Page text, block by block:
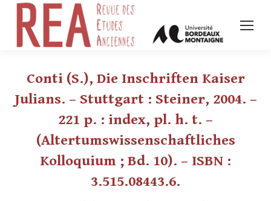
Conti (S.), Die Inschriften Kaiser
Julians. – Stuttgart : Steiner, 2004. –
221 p. : index, pl. h. t. –
(Altertumswissenschaftliches
Kolloquium ; Bd. 10). – ISBN :
3.515.08443.6.